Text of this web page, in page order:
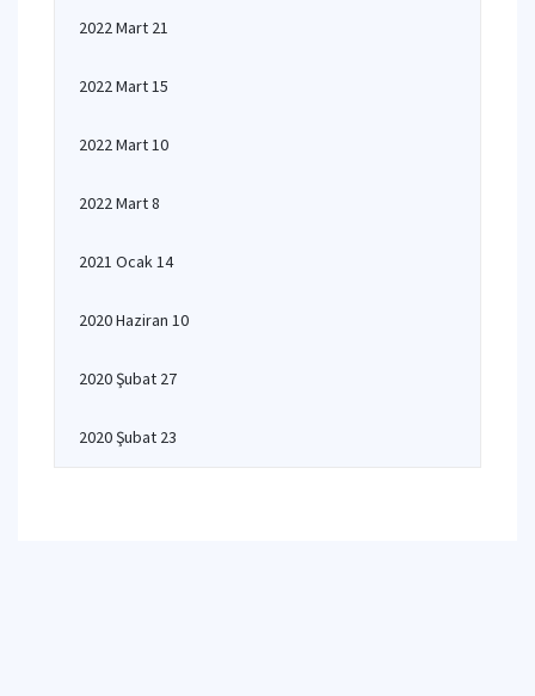
2022 Mart 21
2022 Mart 15
2022 Mart 10
2022 Mart 8
2021 Ocak 14
2020 Haziran 10
2020 Şubat 27
2020 Şubat 23